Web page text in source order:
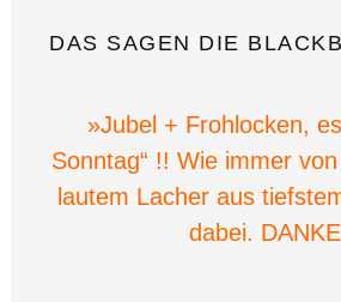
DAS SAGEN DIE
»Jubel + Frohlocken,
Sonntag“ !! Wie immer von
lautem Lacher aus
dabei.